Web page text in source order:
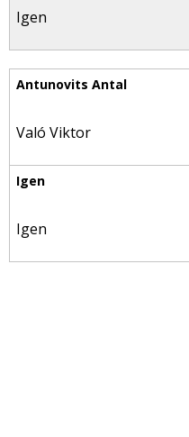
Igen
Való Viktor
Igen